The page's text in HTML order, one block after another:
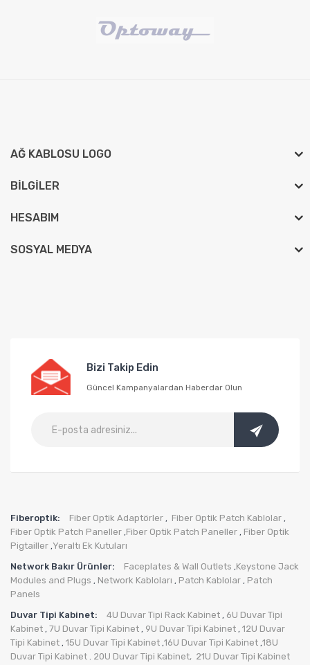
AĞ KABLOSU LOGO
BILGILER
HESABIM
SOSYAL MEDYA
Bizi Takip Edin
Güncel Kampanyalardan Haberdar Olun
Fiberoptik: Fiber Optik Adaptörler , Fiber Optik Patch Kablolar ,
Fiber Optik Patch Paneller ,Fiber Optik Patch Paneller , Fiber Optik
Pigtailler ,Yeraltı Ek Kutuları
Network Bakır Ürünler:
Faceplates & Wall Outlets ,Keystone Jack
Modules and Plugs , Network Kabloları , Patch Kablolar , Patch
Panels
Duvar Tipi Kabinet:
4U Duvar Tipi Rack Kabinet , 6U Duvar Tipi
Kabinet , 7U Duvar Tipi Kabinet , 9U Duvar Tipi Kabinet , 12U Duvar
Tipi Kabinet , 15U Duvar Tipi Kabinet ,16U Duvar Tipi Kabinet ,18U
Duvar Tipi Kabinet . 20U Duvar Tipi Kabinet, 21U Duvar Tipi Kabinet